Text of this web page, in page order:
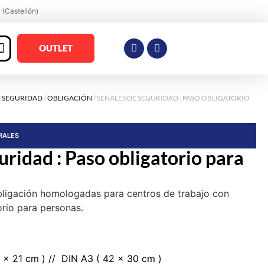
(Castellón)
OUTLET
SEGURIDAD/OBLIGACIÓN / SEÑALES DE SEGURIDAD : PASO OBLIGATORIO
: Paso obligatorio para
homologadas para centros de trabajo con
para personas.
21 cm ) // DIN A3 ( 42 x 30 cm )